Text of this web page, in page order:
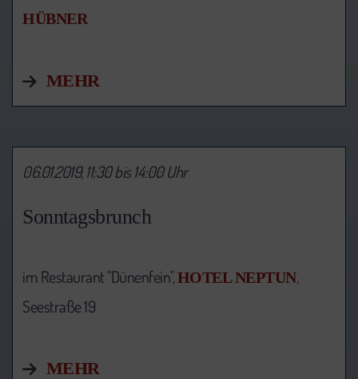
HÜBNER
MEHR
Sonntagsbrunch
06.01.2019, 11:30 bis 14:00 Uhr
im Restaurant "Dünenfein",HOTEL NEPTUN,
Seestraße 19
MEHR